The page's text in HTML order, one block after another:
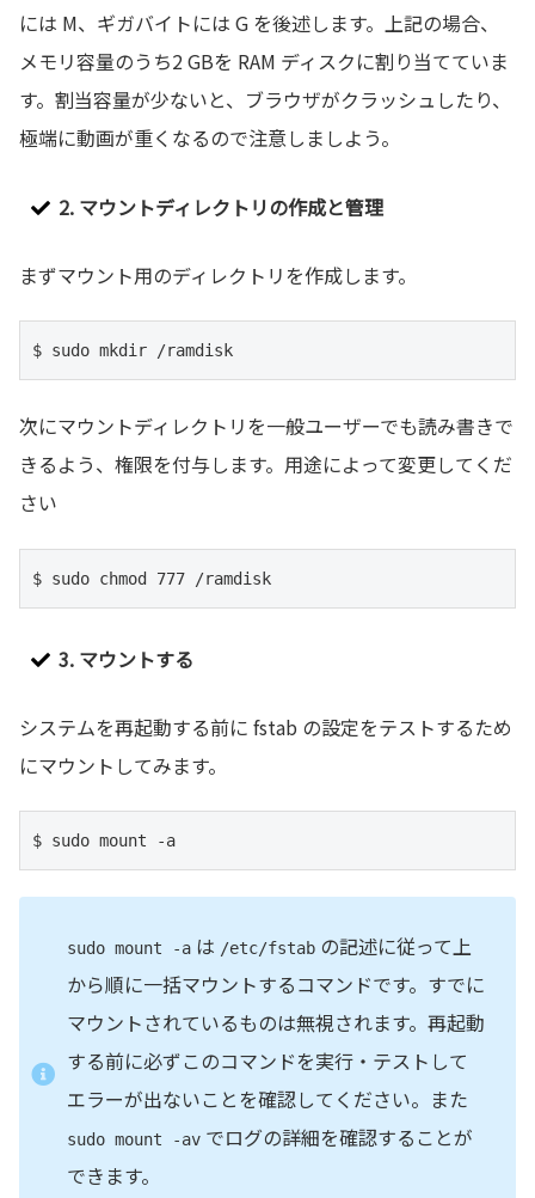
には M、ギガバイトには G を後述します。上記の場合、
メモリ容量のうち2 GBを RAM ディスクに割り当てていま
す。割当容量が少ないと、ブラウザがクラッシュしたり、
極端に動画が重くなるので注意しましよう。
2. マウントディレクトリの作成と管理
まずマウント用のディレクトリを作成します。
$ sudo mkdir /ramdisk
次にマウントディレクトリを一般ユーザーでも読み書きで
きるよう、権限を付与します。用途によって変更してくだ
さい
$ sudo chmod 777 /ramdisk
3. マウントする
システムを再起動する前に fstab の設定をテストするため
にマウントしてみます。
$ sudo mount -a
sudo mount -a は /etc/fstab の記述に従って上
から順に一括マウントするコマンドです。すでに
マウントされているものは無視されます。再起動
する前に必ずこのコマンドを実行・テストして
エラーが出ないことを確認してください。また
sudo mount -av でログの詳細を確認することが
できます。